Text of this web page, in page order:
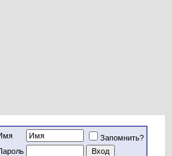
Запомнить?